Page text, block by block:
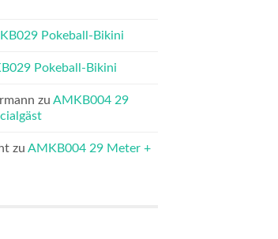
Pokeball-Bikini
Pokeball-Bikini
zu AMKB004 29
zu AMKB004 29 Meter +